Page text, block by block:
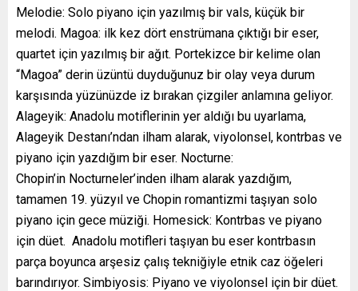
Melodie: Solo piyano için yazılmış bir vals, küçük bir
melodi. Magoa: ilk kez dört enstrümana çıktığı bir eser,
quartet için yazılmış bir ağıt. Portekizce bir kelime olan
“Magoa” derin üzüntü duyduğunuz bir olay veya durum
karşısında yüzünüzde iz bırakan çizgiler anlamına geliyor.
Alageyik: Anadolu motiflerinin yer aldığı bu uyarlama,
Alageyik Destanı’ndan ilham alarak, viyolonsel, kontrbas ve
piyano için yazdığım bir eser. Nocturne:
Chopin’in Nocturneler’inden ilham alarak yazdığım,
tamamen 19. yüzyıl ve Chopin romantizmi taşıyan solo
piyano için gece müziği. Homesick: Kontrbas ve piyano
için düet. Anadolu motifleri taşıyan bu eser kontrbasın
parça boyunca arşesiz çalış tekniğiyle etnik caz öğeleri
barındırıyor. Simbiyosis: Piyano ve viyolonsel için bir düet.